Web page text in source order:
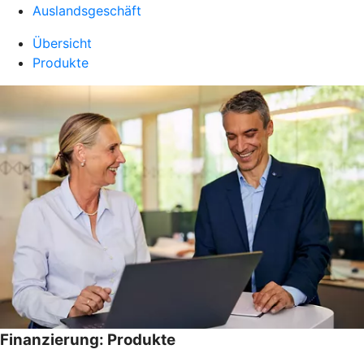
Auslandsgeschäft
Übersicht
Produkte
Finanzierung: Produkte